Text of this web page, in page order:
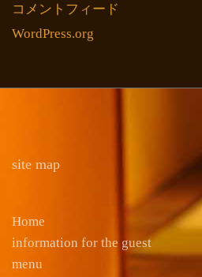
コメントフィード
WordPress.org
site map
Home
information for the guest
menu